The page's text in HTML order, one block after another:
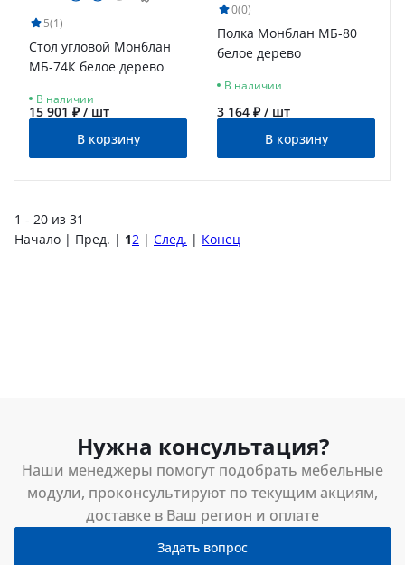
5(1)
Стол угловой Монблан
МБ-74К белое дерево
В наличии
15 901 ₽ / шт
В корзину
0(0)
Полка Монблан МБ-80
белое дерево
В наличии
3 164 ₽ / шт
В корзину
1 - 20 из 31
Начало | Пред. | 12 | След. | Конец
Нужна консультация?
Наши менеджеры помогут подобрать мебельные
модули, проконсультируют по текущим акциям,
доставке в Ваш регион и оплате
Задать вопрос